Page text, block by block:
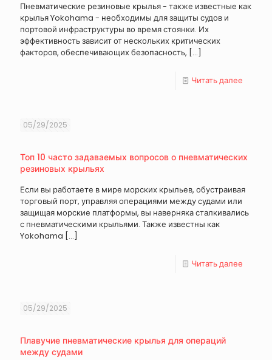
Пневматические резиновые крылья - также известные как
крылья Yokohama - необходимы для защиты судов и
портовой инфраструктуры во время стоянки. Их
эффективность зависит от нескольких критических
факторов, обеспечивающих безопасность, […]
Читать далее
05/29/2025
Топ 10 часто задаваемых вопросов о пневматических
резиновых крыльях
Если вы работаете в мире морских крыльев, обустраивая
торговый порт, управляя операциями между судами или
защищая морские платформы, вы наверняка сталкивались
с пневматическими крыльями. Также известны как
Yokohama […]
Читать далее
05/29/2025
Плавучие пневматические крылья для операций
между судами